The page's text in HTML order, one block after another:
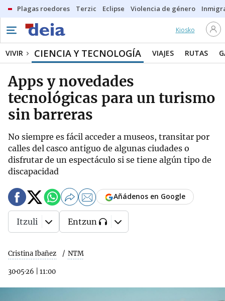
Plagas roedores Terzic Eclipse Violencia de género
Kiosko
VIVIR CIENCIA Y TECNOLOGÍA VIAJES RUTAS
Apps y novedades
tecnológicas para un turismo
sin barreras
No siempre es fácil acceder a museos, transitar por
calles del casco antiguo de algunas ciudades o
disfrutar de un espectáculo si se tiene algún tipo de
discapacidad
Cristina Ibañez NTM
30·05·26 11:00
Añádenos en Google
Itzuli Entzun